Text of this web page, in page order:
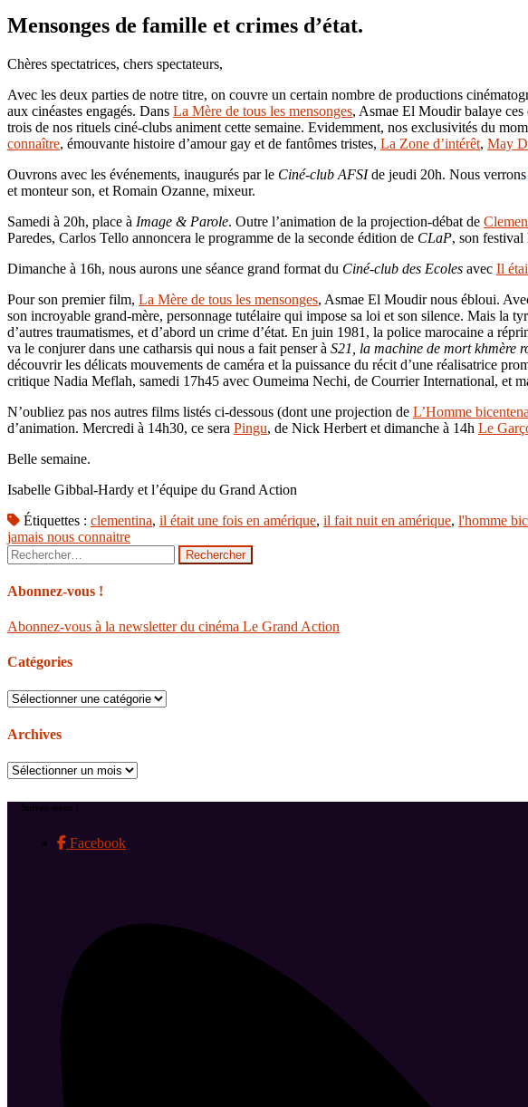
Mensonges de famille et crimes d’état.
Chères spectatrices, chers spectateurs,
Avec les deux parties de notre titre, on couvre un certain nombre de productions
aux cinéastes engagés. Dans La Mère de tous les mensonges, Asmae El Moudir balaye
trois de nos rituels ciné-clubs animent cette semaine. Evidemment, nos exclusivités du
connaître, émouvante histoire d’amour gay et de fantômes tristes, La Zone d’intérêt, May
Ouvrons avec les événements, inaugurés par le Ciné-club AFSIde jeudi 20h. Nous verrons
et monteur son, et Romain Ozanne, mixeur.
Samedi à 20h, place à Image & Parole. Outre l’animation de la projection-débat de
Paredes, Carlos Tello annoncera le programme de la seconde édition de CLaP, son
Dimanche à 16h, nous aurons une séance grand format du Ciné-club des Ecoles avec Il
Pour son premier film, La Mère de tous les mensonges, Asmae El Moudir nous ébloui.
son incroyable grand-mère, personnage tutélaire qui impose sa loi et son silence. Mais la
d’autres traumatismes, et d’abord un crime d’état. En juin 1981, la police marocaine a
va le conjurer dans une catharsis qui nous a fait penser à S21, la machine de mort khmère
découvrir les délicats mouvements de caméra et la puissance du récit d’une réalisatrice
critique Nadia Meflah, samedi 17h45 avec Oumeima Nechi, de Courrier International, et
N’oubliez pas nos autres films listés ci-dessous (dont une projection de L’Homme
d’animation. Mercredi à 14h30, ce sera Pingu, de Nick Herbert et dimanche à 14h Le
Belle semaine.
Isabelle Gibbal-Hardy et l’équipe du Grand Action
Étiquettes : clementina, il était une fois en amérique, il fait nuit en amérique, l'homme
jamais nous connaitre
Rechercher :
Abonnez-vous !
Abonnez-vous à la newsletter du cinéma Le Grand Action
Catégories
Catégories
Archives
Archives
Suivez-nous !
Facebook